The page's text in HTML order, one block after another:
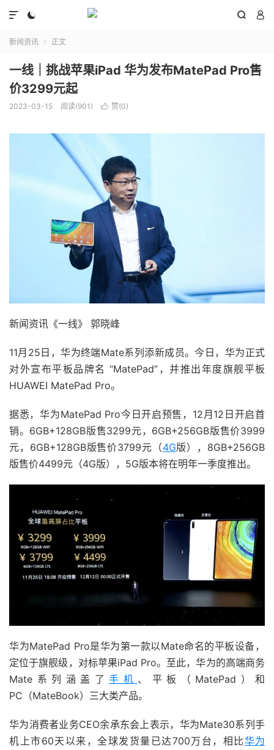
  

新闻资讯  正文
一线｜挑战苹果iPad 华为发布MatePad Pro售
价3299元起
2023-03-15 阅读(901)  赞(0)
新闻资讯《一线》 郭晓峰
11月25日，华为终端Mate系列添新成员。今日，华为正式
对外宣布平板品牌名 “MatePad”，并推出年度旗舰平板
HUAWEI MatePad Pro。
据悉，华为MatePad Pro今日开启预售，12月12日开启首
销。6GB+128GB版售3299元，6GB+256GB版售价3999
元，6GB+128GB版售价3799元（4G版），8GB+256GB
版售价4499元（4G版），5G版本将在明年一季度推出。
华为MatePad Pro是华为第一款以Mate命名的平板设备，
定位于旗舰级，对标苹果iPad Pro。至此，华为的高端商务
Mate系列涵盖了 手机 、平板（MatePad）和
PC（MateBook）三大类产品。
华为消费者业务CEO余承东会上表示，华为Mate30系列手
机上市60天以来，全球发货量已达700万台，相比华为